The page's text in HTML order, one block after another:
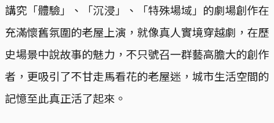
講究「體驗」、「沉浸」、「特殊場域」的劇場創作在
充滿懷舊氛圍的老屋上演，就像真人實境穿越劇，在歷
史場景中說故事的魅力，不只號召一群藝高膽大的創作
者，更吸引了不甘走馬看花的老屋迷，城市生活空間的
記憶至此真正活了起來。